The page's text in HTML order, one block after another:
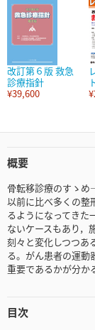
改訂第６版 救急
診療指針
¥39,600
概要
骨転移診療のすゝ
以前に比べ多くの整
るようになってきた
ないケースもあり，
刻々と変化しつつあ
る。がん患者の運動
重要であるかが分か
目次